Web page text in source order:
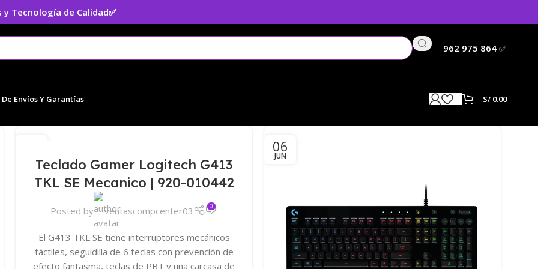
Tecnología de Calidad✅
962 975 864 ✅
Envíos Y Garantías S/ 0.00
Teclado Gamer Logitech G413
TKL SE Mecanico | 920-010442
Posted by ventascompcenter03 0
El G413 TKL SE tiene interruptores mecánicos
táctiles, seguidilla de 6 teclas con prevención de
efecto fantasma, teclas de PBT y una carcasa de
06
JUN